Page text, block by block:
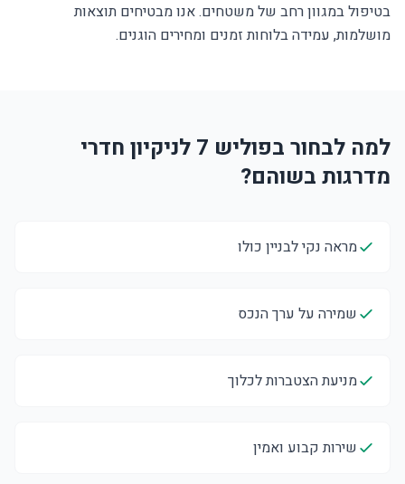
בטיפול במגוון רחב של משטחים. אנו מבטיחים תוצאות
מושלמות, עמידה בלוחות זמנים ומחירים הוגנים.
למה לבחור בפוליש 7 לניקיון חדרי
מדרגות בשוהם?
מראה נקי לבניין כולו
שמירה על ערך הנכס
מניעת הצטברות לכלוך
שירות קבוע ואמין